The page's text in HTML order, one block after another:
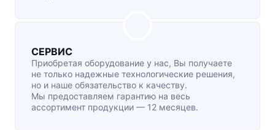
СЕРВИС
Приобретая оборудование у нас, Вы получаете
не только надежные технологические решения,
но и наше обязательство к качеству.
Мы предоставляем гарантию на весь
ассортимент продукции — 12 месяцев.